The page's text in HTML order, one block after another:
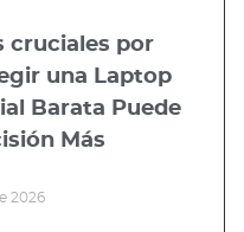
cruciales por
una Laptop
Barata Puede
Más
2026